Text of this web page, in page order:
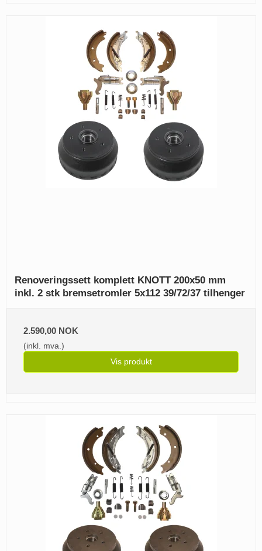
Renoveringssett komplett KNOTT 200x50 mm
inkl. 2 stk bremsetromler 5x112 39/72/37 tilhenger
2.590,00 NOK
(inkl. mva.)
Vis produkt